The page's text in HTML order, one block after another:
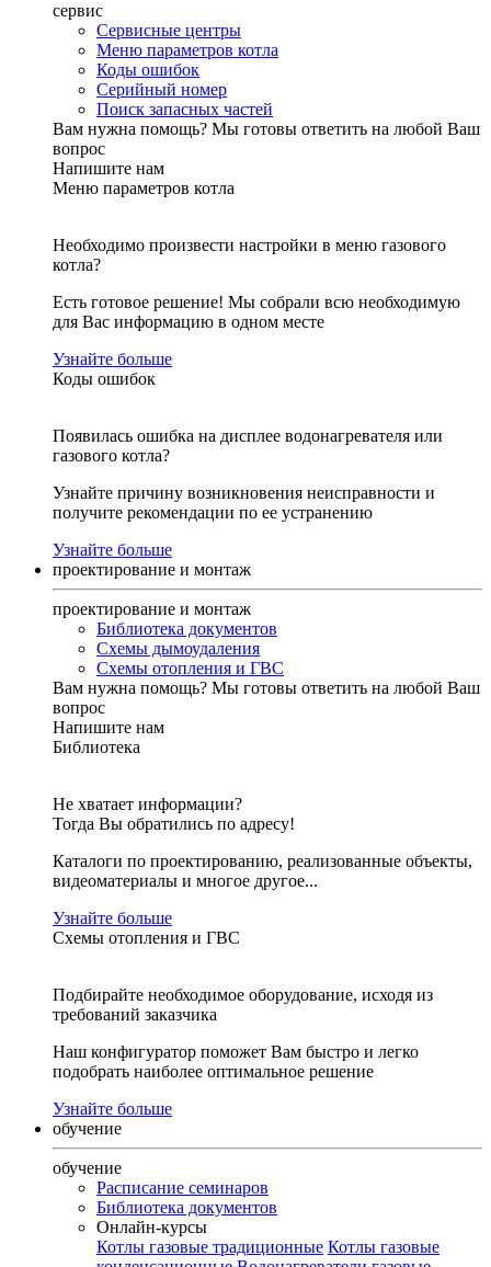
сервис
Сервисные центры
Меню параметров котла
Коды ошибок
Серийный номер
Поиск запасных частей
Вам нужна помощь? Мы готовы ответить на любой Ваш
вопрос
Напишите нам
Меню параметров котла
Необходимо произвести настройки в меню газового
котла?
Есть готовое решение! Мы собрали всю необходимую
для Вас информацию в одном месте
Узнайте больше
Коды ошибок
Появилась ошибка на дисплее водонагревателя или
газового котла?
Узнайте причину возникновения неисправности и
получите рекомендации по ее устранению
Узнайте больше
проектирование и монтаж
проектирование и монтаж
Библиотека документов
Схемы дымоудаления
Схемы отопления и ГВС
Вам нужна помощь? Мы готовы ответить на любой Ваш
вопрос
Напишите нам
Библиотека
Не хватает информации?
Тогда Вы обратились по адресу!
Каталоги по проектированию, реализованные объекты,
видеоматериалы и многое другое...
Узнайте больше
Схемы отопления и ГВС
Подбирайте необходимое оборудование, исходя из
требований заказчика
Наш конфигуратор поможет Вам быстро и легко
подобрать наиболее оптимальное решение
Узнайте больше
обучение
обучение
Расписание семинаров
Библиотека документов
Онлайн-курсы
Котлы газовые традиционные Котлы газовые